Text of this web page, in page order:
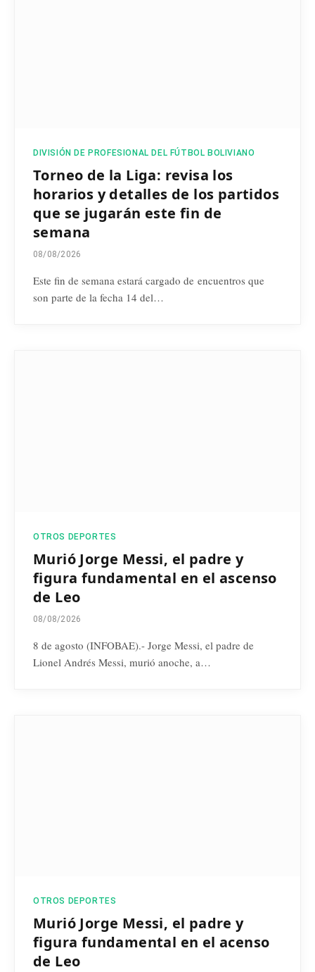
DIVISIÓN DE PROFESIONAL DEL FÚTBOL BOLIVIANO
Torneo de la Liga: revisa los
horarios y detalles de los partidos
que se jugarán este fin de
semana
08/08/2026
Este fin de semana estará cargado de encuentros que
son parte de la fecha 14 del…
OTROS DEPORTES
Murió Jorge Messi, el padre y
figura fundamental en el ascenso
de Leo
08/08/2026
8 de agosto (INFOBAE).- Jorge Messi, el padre de
Lionel Andrés Messi, murió anoche, a…
OTROS DEPORTES
Murió Jorge Messi, el padre y
figura fundamental en el acenso
de Leo